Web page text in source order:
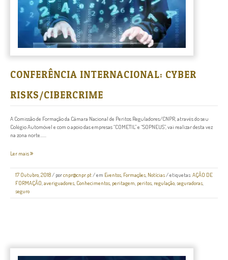
CONFERÊNCIA INTERNACIONAL: CYBER
RISKS/CIBERCRIME
A Comissão de Formação da Câmara Nacional de Peritos Reguladores/CNPR, através do seu
Colégio Automóvel e com o apoio das empresas “COMETIL” e “SOPNEUS”, vai realizar desta vez
na zona norte......
Ler mais
17 Outubro, 2018/ porcnpr@cnpr.pt/ em Eventos, Formações, Notícias/ etiquetas:AÇÃO DE
FORMAÇÃO,averiguadores, Conhecimentos, peritagem, peritos, regulação,seguradoras,
seguro